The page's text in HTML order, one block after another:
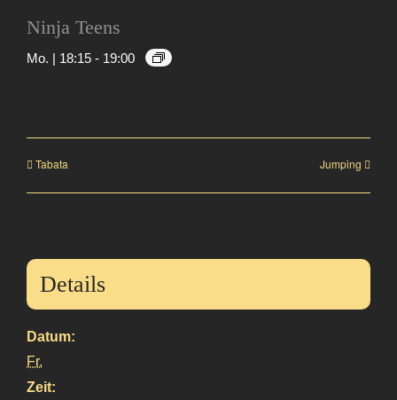
Ninja Teens
Mo. | 18:15 - 19:00
Tabata Jumping
Details
Datum:
Fr.
Zeit: